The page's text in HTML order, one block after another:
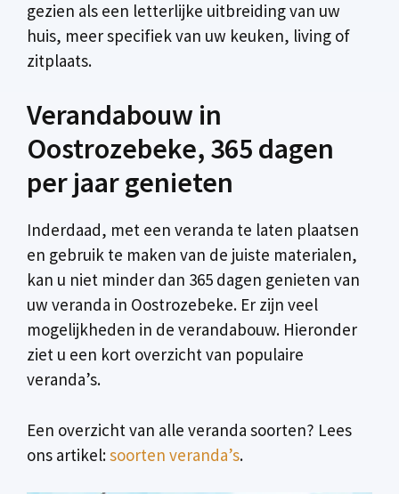
gezien als een letterlijke uitbreiding van uw
huis, meer specifiek van uw keuken, living of
zitplaats.
Verandabouw in
Oostrozebeke, 365 dagen
per jaar genieten
Inderdaad, met een veranda te laten plaatsen
en gebruik te maken van de juiste materialen,
kan u niet minder dan 365 dagen genieten van
uw veranda in Oostrozebeke. Er zijn veel
mogelijkheden in de verandabouw. Hieronder
ziet u een kort overzicht van populaire
veranda’s.
Een overzicht van alle veranda soorten? Lees
ons artikel:soorten veranda’s.